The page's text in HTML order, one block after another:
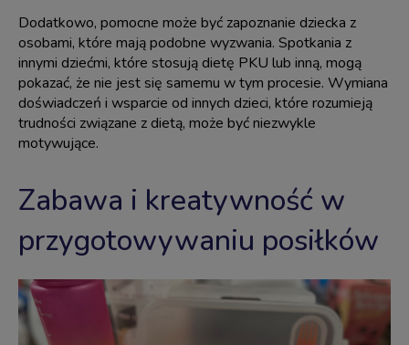
Dodatkowo, pomocne może być zapoznanie dziecka z
osobami, które mają podobne wyzwania. Spotkania z
innymi dziećmi, które stosują dietę PKU lub inną, mogą
pokazać, że nie jest się samemu w tym procesie. Wymiana
doświadczeń i wsparcie od innych dzieci, które rozumieją
trudności związane z dietą, może być niezwykle
motywujące.
Zabawa i kreatywność w
przygotowywaniu posiłków